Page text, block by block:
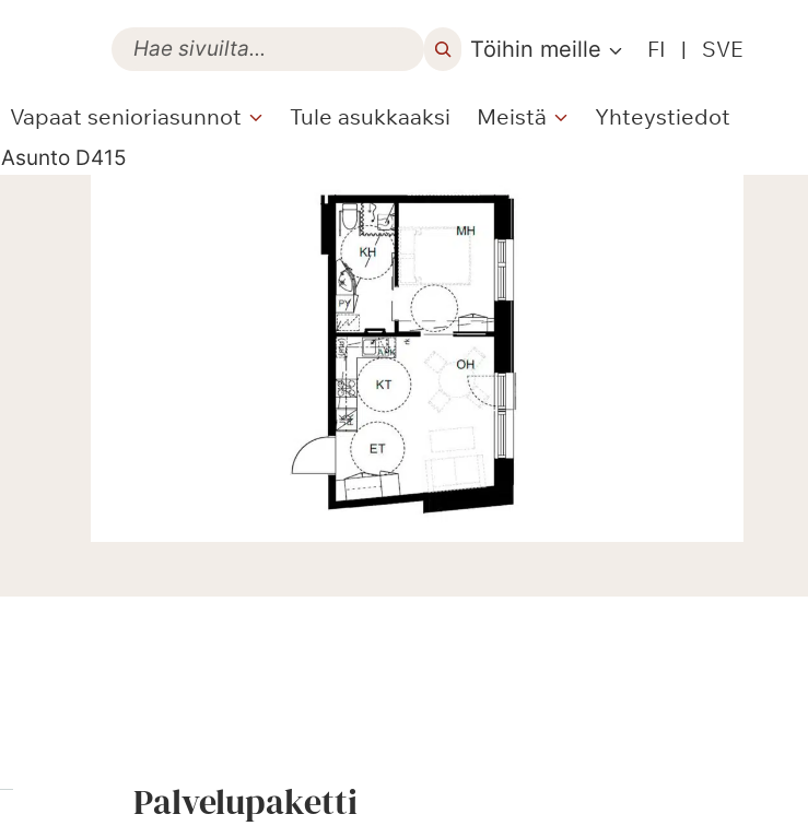
Töihin meille FI | SVE
Vapaat senioriasunnot Tule asukkaaksi Meistä Yhteystiedot
Asunto D415
Palvelupaketti